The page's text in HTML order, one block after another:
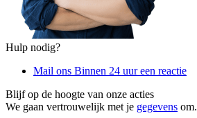
Hulp nodig?
Mail ons Binnen 24 uur een reactie
Blijf op de hoogte van onze acties
We gaan vertrouwelijk met je gegevens om.